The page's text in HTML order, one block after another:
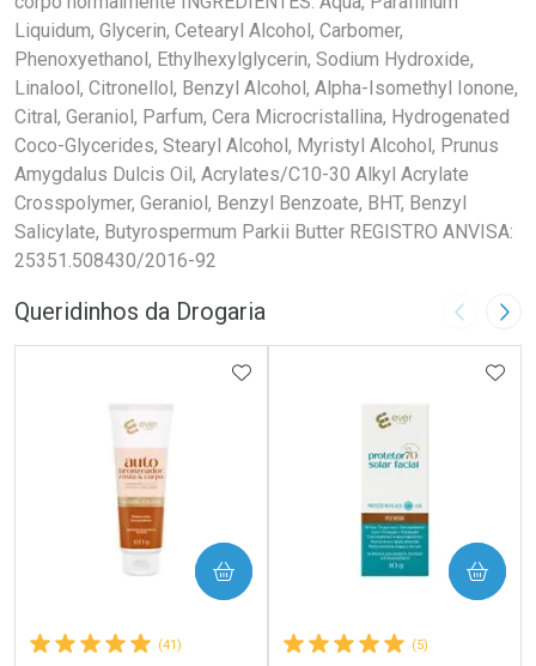
Liquidum, Glycerin, Cetearyl Alcohol, Carbomer,
Phenoxyethanol, Ethylhexylglycerin, Sodium Hydroxide,
Linalool, Citronellol, Benzyl Alcohol, Alpha-Isomethyl Ionone,
Citral, Geraniol, Parfum, Cera Microcristallina, Hydrogenated
Coco-Glycerides, Stearyl Alcohol, Myristyl Alcohol, Prunus
Amygdalus Dulcis Oil, Acrylates/C10-30 Alkyl Acrylate
Crosspolymer, Geraniol, Benzyl Benzoate, BHT, Benzyl
Salicylate, Butyrospermum Parkii Butter REGISTRO ANVISA:
25351.508430/2016-92
Queridinhos da Drogaria Imagem
(41)
ADICIONAR AOS FAVORITOS
COMPRAR
(5)
COMPRAR